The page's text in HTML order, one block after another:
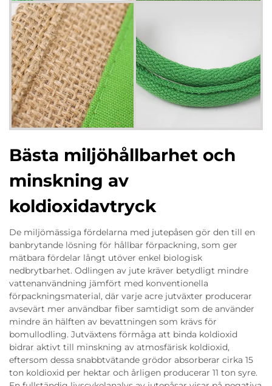
Bästa miljöhållbarhet och
minskning av
koldioxidavtryck
De miljömässiga fördelarna med jutepåsen gör den till en
banbrytande lösning för hållbar förpackning, som ger
mätbara fördelar långt utöver enkel biologisk
nedbrytbarhet. Odlingen av jute kräver betydligt mindre
vattenanvändning jämfört med konventionella
förpackningsmaterial, där varje acre jutväxter producerar
avsevärt mer användbar fiber samtidigt som de använder
mindre än hälften av bevattningen som krävs för
bomullodling. Jutväxtens förmåga att binda koldioxid
bidrar aktivt till minskning av atmosfärisk koldioxid,
eftersom dessa snabbtvätande grödor absorberar cirka 15
ton koldioxid per hektar och årligen producerar 11 ton syre.